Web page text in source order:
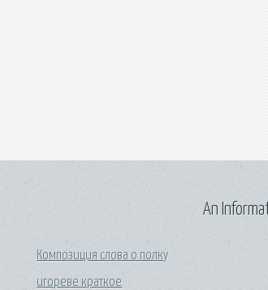
Композиция слова о полку
игореве краткое
An